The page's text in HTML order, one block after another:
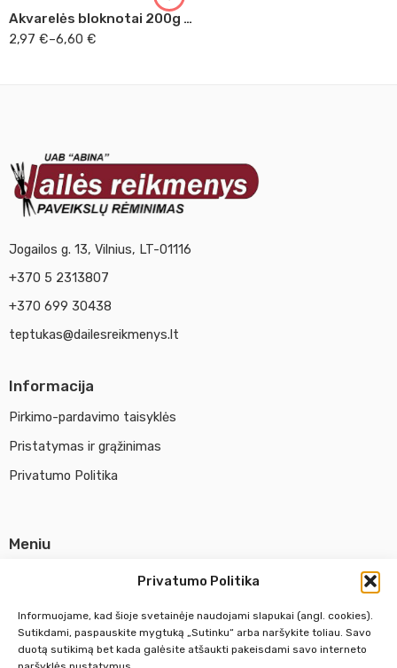
Privatumo Politika
Informuojame, kad šioje svetainėje naudojami slapukai (angl. cookies).
Sutikdami, paspauskite mygtuką „Sutinku“ arba naršykite toliau. Savo
duotą sutikimą bet kada galėsite atšaukti pakeisdami savo interneto
Akvarelės bloknotai 200g SM-LT
2,97 €–6,60 €
Jogailos g. 13, Vilnius, LT-01116
+370 5 2313807
+370 699 30438
teptukas@dailesreikmenys.lt
Informacija
Pirkimo-pardavimo taisyklės
Pristatymas ir grąžinimas
Privatumo Politika
Meniu
Susisiekti su mumis